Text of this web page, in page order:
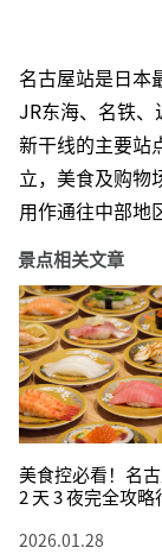
名古屋站是日本
JR东海、名铁
新干线的主要站
立，美食及购物
用作通往中部地
景点相关文章
美食控必看！名
2 天 3 夜完全攻略
2026.01.28